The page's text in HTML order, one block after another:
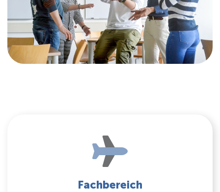
Fachbereich